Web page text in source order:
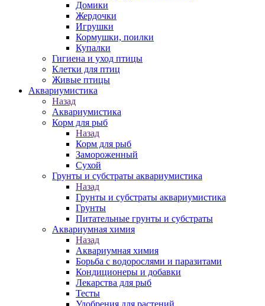
Домики
Жердочки
Игрушки
Кормушки, поилки
Купалки
Гигиена и уход птицы
Клетки для птиц
Живые птицы
Аквариумистика
Назад
Аквариумистика
Корм для рыб
Назад
Корм для рыб
Замороженный
Сухой
Грунты и субстраты аквариумистика
Назад
Грунты и субстраты аквариумистика
Грунты
Питательные грунты и субстраты
Аквариумная химия
Назад
Аквариумная химия
Борьба с водорослями и паразитами
Кондиционеры и добавки
Лекарства для рыб
Тесты
Удобрения для растений